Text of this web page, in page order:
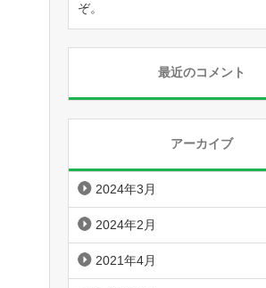
ぞ。
最近のコメント
アーカイブ
2024年3月
2024年2月
2021年4月